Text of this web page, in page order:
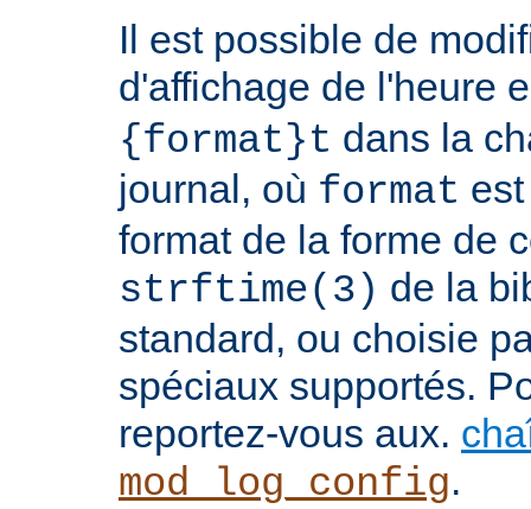
Il est possible de
d'affichage de l'heure
{format}t dans la
journal, où format
format de la forme de
strftime(3) de la
standard, ou choisie
spéciaux supportés.
reportez-vous aux.
mod_log_config.